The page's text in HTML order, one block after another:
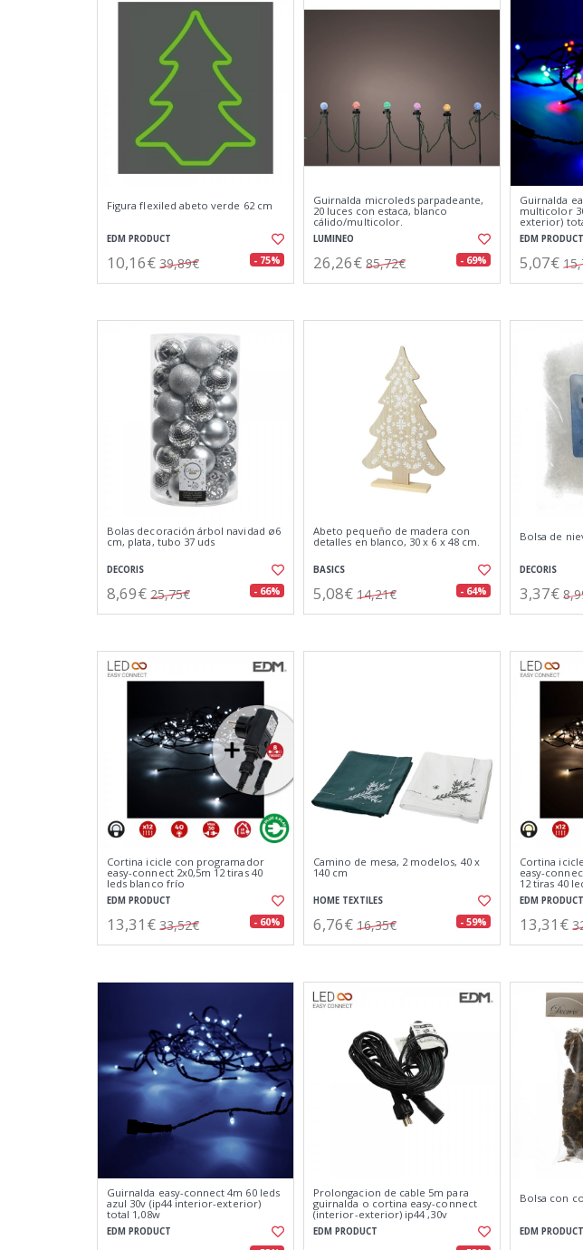
Figura flexiled abeto verde 62 cm
EDM PRODUCT
10,16€ 39,89€ - 75%
Guirnalda microleds parpadeante,
20 luces con estaca, blanco
cálido/multicolor.
LUMINEO
26,26€ 85,72€ - 69%
Guirnalda
multicolor
exterior)
EDM PRODUCT
5,07€
Bolas decoración árbol navidad ø6
cm, plata, tubo 37 uds
DECORIS
8,69€ 25,75€ - 66%
Abeto pequeño de madera con
detalles en blanco, 30 x 6 x 48 cm.
BASICS
5,08€ 14,21€ - 64%
Bolsa de
DECORIS
3,37€
Cortina icicle con programador
easy-connect 2x0,5m 12 tiras 40
leds blanco frío
EDM PRODUCT
13,31€ 33,52€ - 60%
Camino de mesa, 2 modelos, 40 x
140 cm
HOME TEXTILES
6,76€ 16,35€ - 59%
Cortina
easy-
12 tiras 40
EDM PRODUCT
13,31€
Guirnalda easy-connect 4m 60 leds
azul 30v (ip44 interior-exterior)
total 1,08w
EDM PRODUCT
Prolongacion de cable 5m para
guirnalda o cortina easy-connect
(interior-exterior) ip44 ,30v
EDM PRODUCT
Bolsa con
EDM PRODUCT